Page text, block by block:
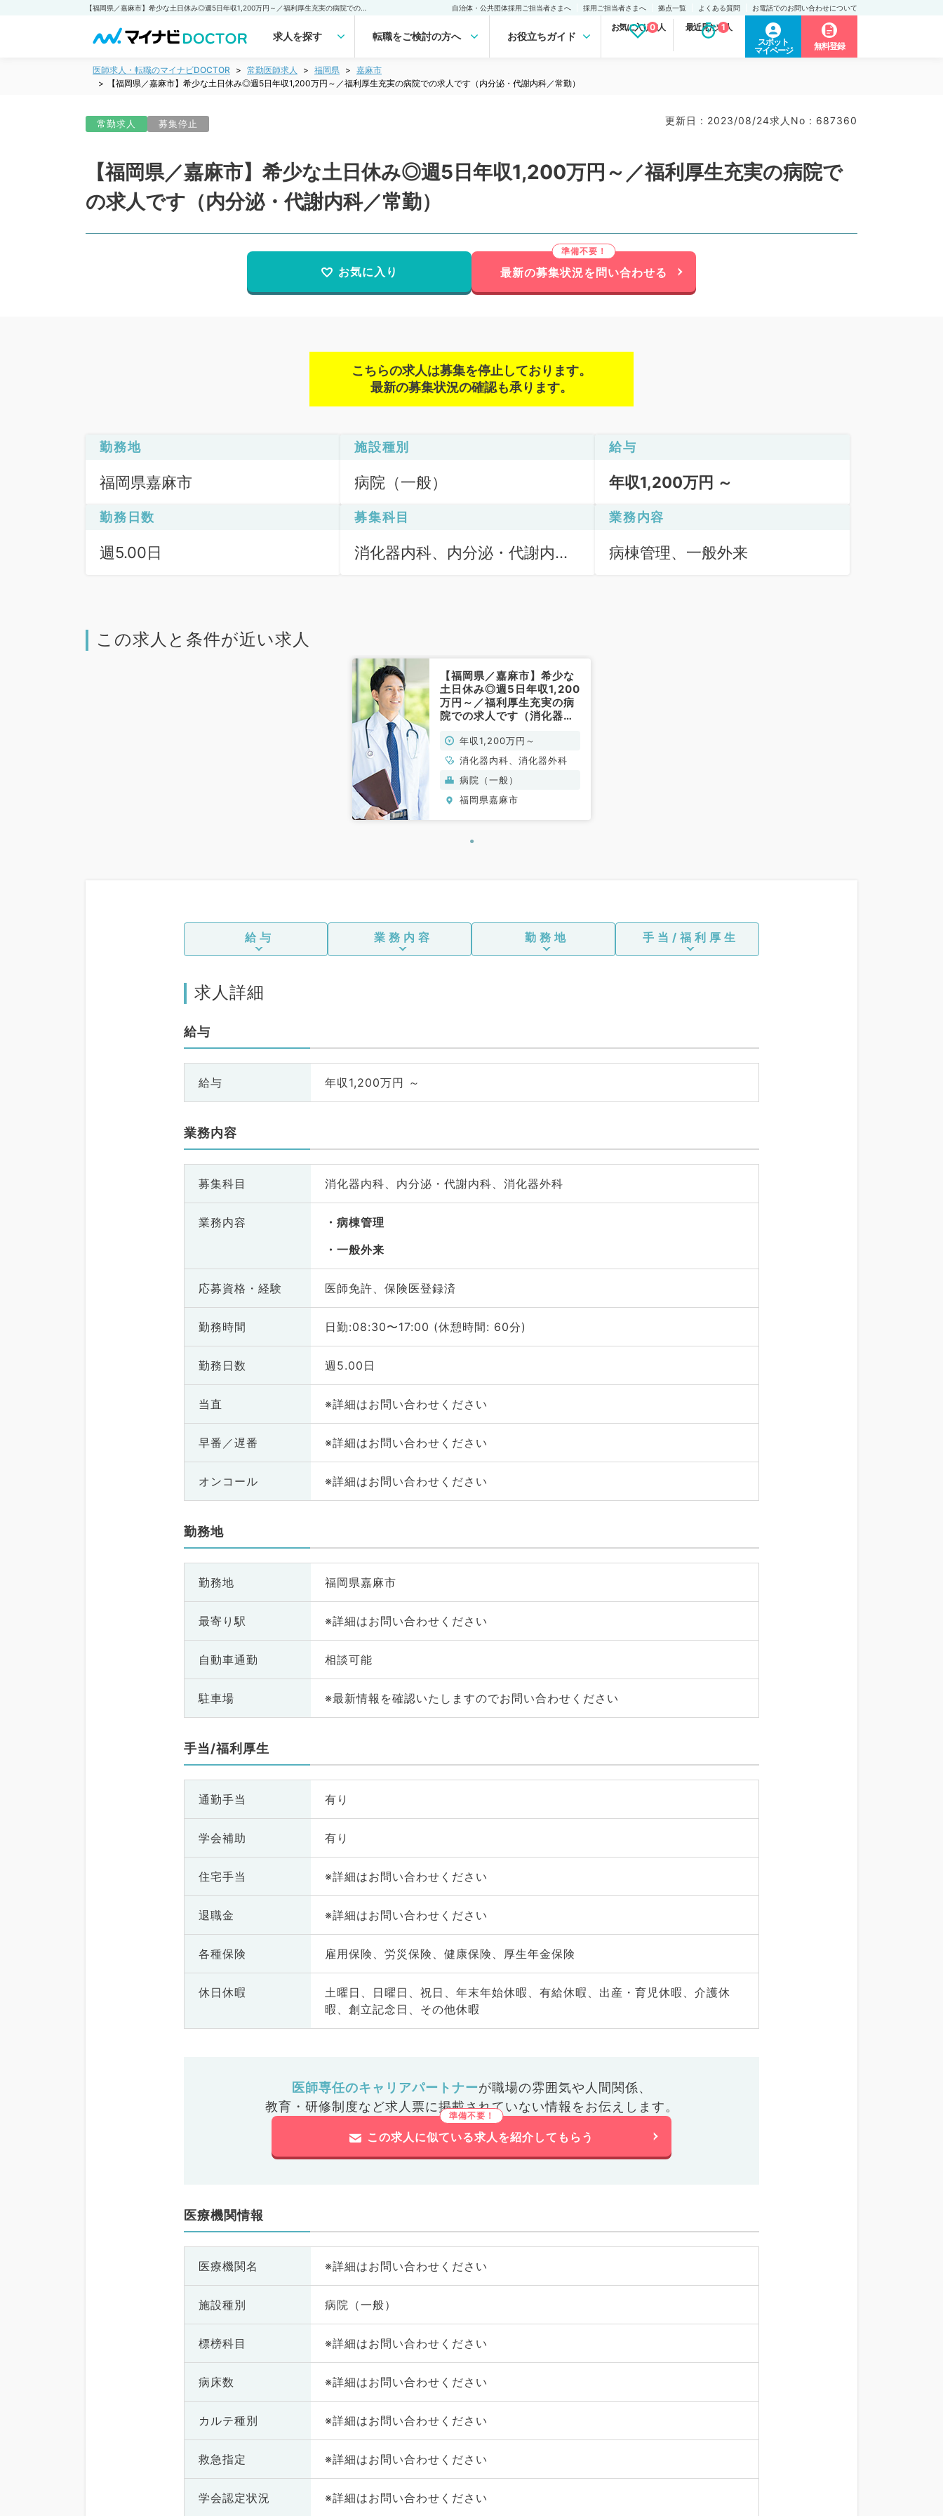
自治体・公共団体採用ご担当者さまへ 採用ご担当者さまへ 拠点一覧 よくある質問 お電話でのお問い合わせについて
求人を探す 転職をご検討の方へ お役立ちガイド
お気に入り求人
0 最近見た求人
1
スポット
マイページ
無料登録
医師求人・転職のマイナビDOCTOR 常勤医師求人 福岡県
嘉麻市
【福岡県／嘉麻市】希少な土日休み◎週5日年収1,200万円～／福利厚生充実の病院での求人です（内分泌・代謝内科／常勤）
常勤求人 募集停止 更新日 : 2023/08/24求人No : 687360
【福岡県／嘉麻市】希少な土日休み◎週5日年収1,200万円～／福利厚生充実の病院で
の求人です（内分泌・代謝内科／常勤）
お気に入り 最新の募集状況を問い合わせる
こちらの求人は募集を停止しております。
最新の募集状況の確認も承ります。
勤務地
福岡県嘉麻市
施設種別
病院（一般）
給与
年収1,200万円 ～
勤務日数
週5.00日
募集科目
消化器内科、内分泌・代謝内
業務内容
病棟管理、一般外来
この求人と条件が近い求人
【福岡県／嘉麻市】希少な
土日休み◎週5日年収1,200
万円～／福利厚生充実の病
院での求人です（消化器内
年収1,200万円～
消化器内科、消化器外科
病院（一般）
福岡県嘉麻市
給与 業務内容 勤務地 手当/福利厚生
求人詳細
給与
給与 年収1,200万円 ～
業務内容
募集科目 消化器内科、内分泌・代謝内科、消化器外科
業務内容
病棟管理
一般外来
応募資格・ 経験 医師免許、保険医登録済
勤務時間 日勤:08:30〜17:00 (休憩時間: 60分)
勤務日数 週5.00日
当直 ※詳細はお問い合わせください
早番／遅番 ※詳細はお問い合わせください
オンコール ※詳細はお問い合わせください
勤務地
勤務地 福岡県嘉麻市
最寄り駅 ※詳細はお問い合わせください
自動車通勤 相談可能
駐車場 ※最新情報を確認いたしますのでお問い合わせください
手当/福利厚生
通勤手当 有り
学会補助 有り
住宅手当 ※詳細はお問い合わせください
退職金 ※詳細はお問い合わせください
各種保険 雇用保険、労災保険、健康保険、厚生年金保険
休日休暇
土曜日、日曜日、祝日、年末年始休暇、有給休暇、出産・育児休暇、介護休
暇、創立記念日、その他休暇
医師専任のキャリアパートナーが職場の雰囲気や人間関係、
教育・研修制度など求人票に掲載されていない情報をお伝えします。
この求人に似ている求人を紹介してもらう
医療機関情報
医療機関名 ※詳細はお問い合わせください
施設種別 病院（一般）
標榜科目 ※詳細はお問い合わせください
病床数 ※詳細はお問い合わせください
カルテ種別 ※詳細はお問い合わせください
救急指定 ※詳細はお問い合わせください
学会認定状況 ※詳細はお問い合わせください